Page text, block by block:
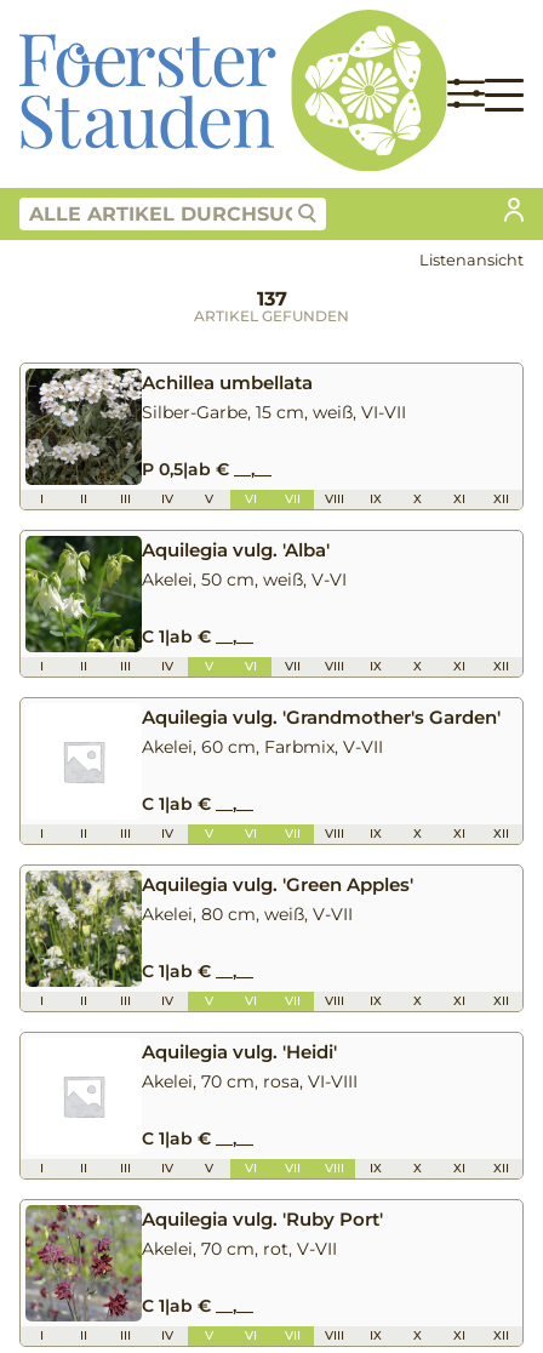
Listenansicht
137
ARTIKEL GEFUNDEN
Achillea umbellata
Silber-Garbe, 15 cm, weiß, VI-VII
P 0,5|ab € __,__
I II III IV V VI VII VIII IX X XI XII
Aquilegia vulg. 'Alba'
Akelei, 50 cm, weiß, V-VI
C 1|ab € __,__
I II III IV V VI VII VIII IX X XI XII
Aquilegia vulg. 'Grandmother's Garden'
Akelei, 60 cm, Farbmix, V-VII
C 1|ab € __,__
I II III IV V VI VII VIII IX X XI XII
Aquilegia vulg. 'Green Apples'
Akelei, 80 cm, weiß, V-VII
C 1|ab € __,__
I II III IV V VI VII VIII IX X XI XII
Aquilegia vulg. 'Heidi'
Akelei, 70 cm, rosa, VI-VIII
C 1|ab € __,__
I II III IV V VI VII VIII IX X XI XII
Aquilegia vulg. 'Ruby Port'
Akelei, 70 cm, rot, V-VII
C 1|ab € __,__
I II III IV V VI VII VIII IX X XI XII